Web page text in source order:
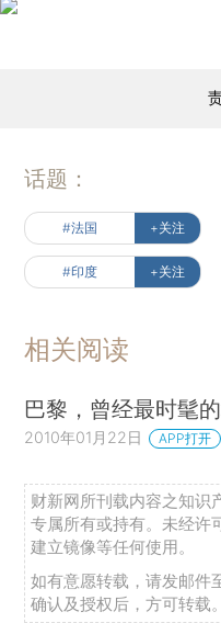
话题：
#法国 +关注
#印度 +关注
相关阅读
巴黎，曾经最时髦
2010年01月22日 APP打开
财新网所刊载内容之知识
专属所有或持有。未经许
建立镜像等任何使用。
如有意愿转载，请发邮件
确认及授权后，方可转载。